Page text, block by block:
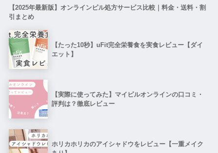
【2025年最新版】オンラインピル処方サービス比較｜料金・送料・割
引まとめ
【たった10秒】uFit完全栄養食を実食レビュー【ダイ
エット】
【実際に使ってみた】マイピルオンラインの口コミ・
評判は？徹底レビュー
ホリカホリカのアイシャドウをレビュー【一重メイク